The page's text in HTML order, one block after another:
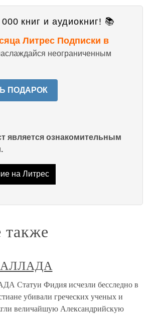
книг и аудиокниг! 📚
Литрес Подписки в
неограниченным
ПОДАРОК
является ознакомительным
на Литрес
также
Фидия исчезли бесследно в
убивали греческих ученых и
величайшую Александрийскую